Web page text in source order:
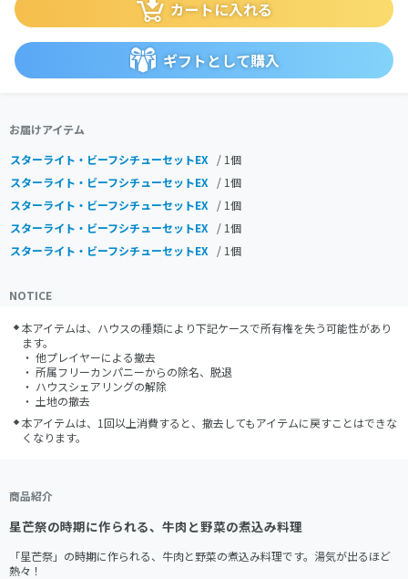
カートに入れる
ギフトとして購入
お届けアイテム
スターライト・ビーフシチューセットEX
/ 1個
スターライト・ビーフシチューセットEX
/ 1個
スターライト・ビーフシチューセットEX
/ 1個
スターライト・ビーフシチューセットEX
/ 1個
スターライト・ビーフシチューセットEX
/ 1個
NOTICE
本アイテムは、ハウスの種類により下記ケースで所有権を失う可能性があり
ます。
・ 他プレイヤーによる撤去
・ 所属フリーカンパニーからの除名、脱退
・ ハウスシェアリングの解除
・ 土地の撤去
本アイテムは、1回以上消費すると、撤去してもアイテムに戻すことはできな
くなります。
商品紹介
星芒祭の時期に作られる、牛肉と野菜の煮込み料理
「星芒祭」の時期に作られる、牛肉と野菜の煮込み料理です。湯気が出るほど
熱々！